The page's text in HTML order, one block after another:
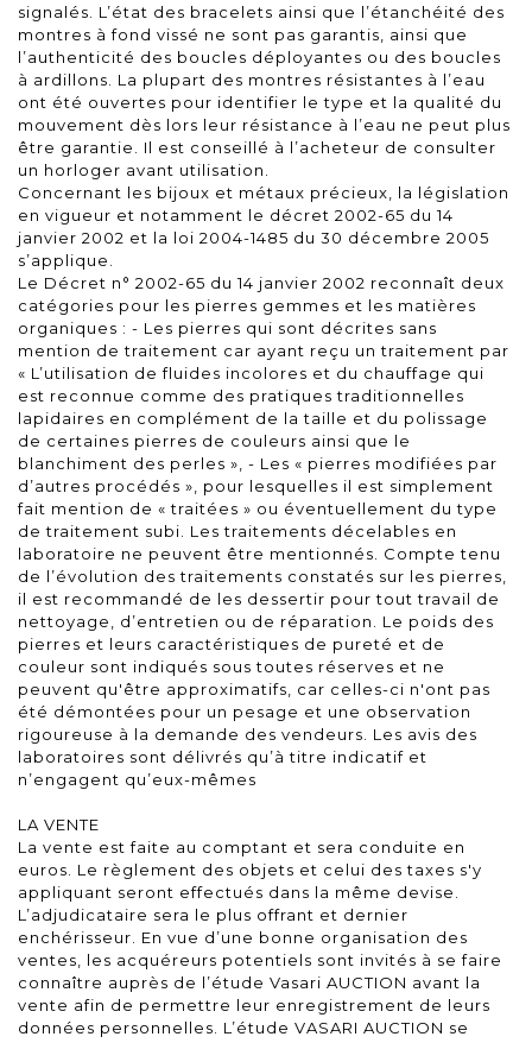
signalés. L’état des bracelets ainsi que l’étanchéité des
montres à fond vissé ne sont pas garantis, ainsi que
l’authenticité des boucles déployantes ou des boucles
à ardillons. La plupart des montres résistantes à l’eau
ont été ouvertes pour identifier le type et la qualité du
mouvement dès lors leur résistance à l’eau ne peut plus
être garantie. Il est conseillé à l’acheteur de consulter
un horloger avant utilisation.
Concernant les bijoux et métaux précieux, la législation
en vigueur et notamment le décret 2002-65 du 14
janvier 2002 et la loi 2004-1485 du 30 décembre 2005
s’applique.
Le Décret n° 2002-65 du 14 janvier 2002 reconnaît deux
catégories pour les pierres gemmes et les matières
organiques : - Les pierres qui sont décrites sans
mention de traitement car ayant reçu un traitement par
« L’utilisation de fluides incolores et du chauffage qui
est reconnue comme des pratiques traditionnelles
lapidaires en complément de la taille et du polissage
de certaines pierres de couleurs ainsi que le
blanchiment des perles », - Les « pierres modifiées par
d’autres procédés », pour lesquelles il est simplement
fait mention de « traitées » ou éventuellement du type
de traitement subi. Les traitements décelables en
laboratoire ne peuvent être mentionnés. Compte tenu
de l’évolution des traitements constatés sur les pierres,
il est recommandé de les dessertir pour tout travail de
nettoyage, d’entretien ou de réparation. Le poids des
pierres et leurs caractéristiques de pureté et de
couleur sont indiqués sous toutes réserves et ne
peuvent qu'être approximatifs, car celles-ci n'ont pas
été démontées pour un pesage et une observation
rigoureuse à la demande des vendeurs. Les avis des
laboratoires sont délivrés qu’à titre indicatif et
n’engagent qu’eux-mêmes
LA VENTE
La vente est faite au comptant et sera conduite en
euros. Le règlement des objets et celui des taxes s'y
appliquant seront effectués dans la même devise.
L’adjudicataire sera le plus offrant et dernier
enchérisseur. En vue d’une bonne organisation des
ventes, les acquéreurs potentiels sont invités à se faire
connaître auprès de l’étude Vasari AUCTION avant la
vente afin de permettre leur enregistrement de leurs
données personnelles. L’étude VASARI AUCTION se